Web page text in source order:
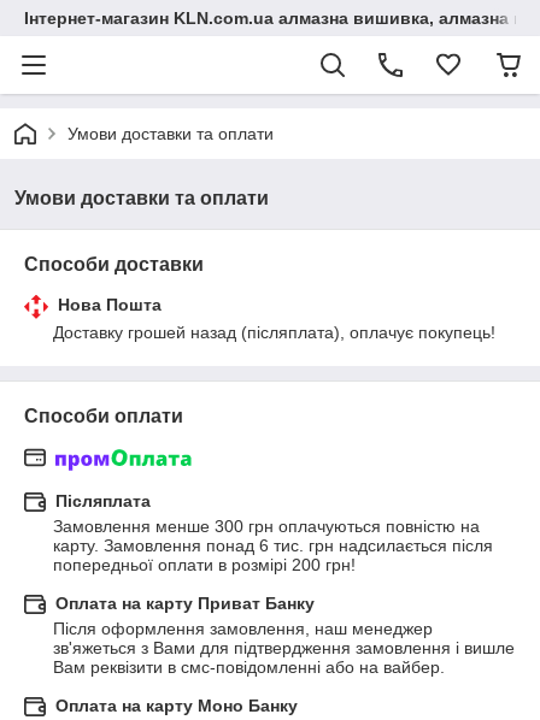
Інтернет-магазин KLN.com.ua алмазна вишивка, алмазна
Умови доставки та оплати
Умови доставки та оплати
Способи доставки
Нова Пошта
Доставку грошей назад (післяплата), оплачує покупець!
Способи оплати
Післяплата
Замовлення менше 300 грн оплачуються повністю на
карту. Замовлення понад 6 тис. грн надсилається після
попередньої оплати в розмірі 200 грн!
Оплата на карту Приват Банку
Після оформлення замовлення, наш менеджер
зв'яжеться з Вами для підтвердження замовлення і вишле
Вам реквізити в смс-повідомленні або на вайбер.
Оплата на карту Моно Банку